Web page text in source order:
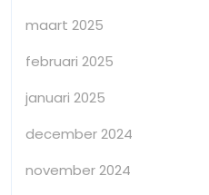
maart 2025
februari 2025
januari 2025
december 2024
november 2024